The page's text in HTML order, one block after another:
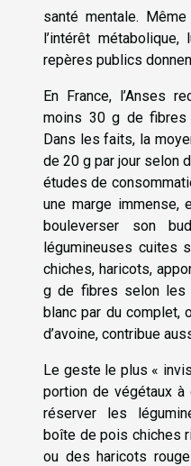
santé mentale.
l’intérêt
repères publics
En France, l’Anses
moins 30 g de fibres
Dans les faits, la
de 20 g par jour selon
études de
une marge immense,
bouleverser son
légumineuses cuites
chiches, haricots,
g de fibres selon les
blanc par du complet,
d’avoine, contribue
Le geste le plus «
portion de végétaux
réserver les
boîte de pois chiches
ou des haricots